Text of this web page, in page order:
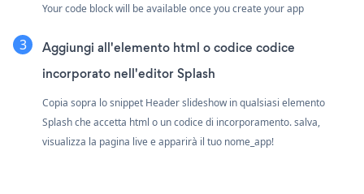
Your code block will be available once you create your app
Aggiungi all'elemento html o codice codice
incorporato nell'editor Splash
Copia sopra lo snippet Header slideshow in qualsiasi elemento
Splash che accetta html o un codice di incorporamento. salva,
visualizza la pagina live e apparirà il tuo nome_app!